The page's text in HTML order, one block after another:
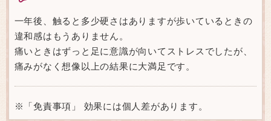
一年後、触ると多少硬さはありますが歩いているときの
違和感はもうありません。
痛いときはずっと足に意識が向いてストレスでしたが、
痛みがなく想像以上の結果に大満足です。
※「免責事項」 効果には個人差があります。